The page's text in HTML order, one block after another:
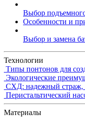
Выбор
Особенности и
Выбор и замена
Технологии
Типы понтонов для
Экологические
СХД: надежный страж,
Перистальтический
Материалы